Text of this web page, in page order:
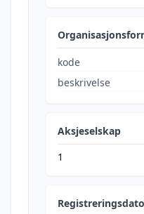
kode
beskrivelse
Aksjeselskap
1